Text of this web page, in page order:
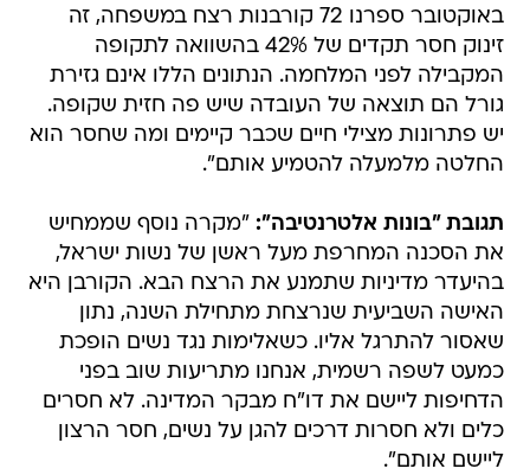
באוקטובר ספרנו 72 קורבנות רצח במשפחה, זה
זינוק חסר תקדים של 42% בהשוואה לתקופה
המקבילה לפני המלחמה. הנתונים הללו אינם גזירת
גורל הם תוצאה של העובדה שיש פה חזית שקופה.
יש פתרונות מצילי חיים שכבר קיימים ומה שחסר הוא
החלטה מלמעלה להטמיע אותם".
תגובת "בונות אלטרנטיבה": "מקרה נוסף שממחיש
את הסכנה המחרפת מעל ראשן של נשות ישראל,
בהיעדר מדיניות שתמנע את הרצח הבא. הקורבן היא
האישה השביעית שנרצחת מתחילת השנה, נתון
שאסור להתרגל אליו. כשאלימות נגד נשים הופכת
כמעט לשפה רשמית, אנחנו מתריעות שוב בפני
הדחיפות ליישם את דו"ח מבקר המדינה. לא חסרים
כלים ולא חסרות דרכים להגן על נשים, חסר הרצון
ליישם אותם".